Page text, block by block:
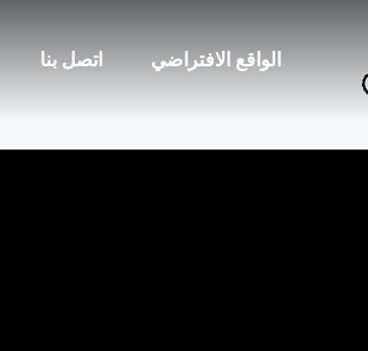
اتصل بنا الواقع الافتراضي